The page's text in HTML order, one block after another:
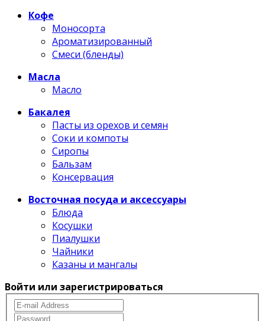
Кофе
Моносорта
Ароматизированный
Смеси (бленды)
Масла
Масло
Бакалея
Пасты из орехов и семян
Соки и компоты
Сиропы
Бальзам
Консервация
Восточная посуда и аксессуары
Блюда
Косушки
Пиалушки
Чайники
Казаны и мангалы
Войти или зарегистрироваться